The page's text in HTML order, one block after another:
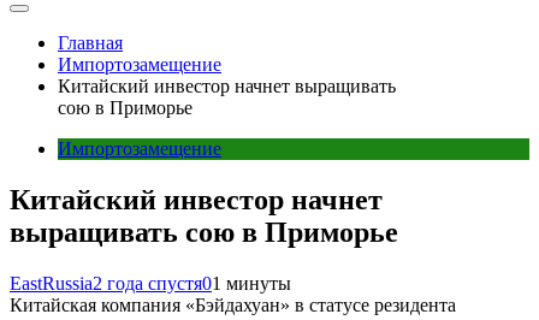
Главная
Импортозамещение
Китайский инвестор начнет выращивать
сою в Приморье
Импортозамещение
Китайский инвестор начнет
выращивать сою в Приморье
EastRussia2 года спустя01 минуты
Китайская компания «Бэйдахуан» в статусе резидента